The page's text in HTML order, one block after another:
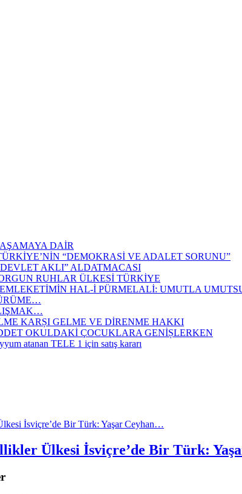
DAİR
“DEMOKRASİ VE ADALET SORUNU”
AKLI” ALDATMACASI
RUHLAR ÜLKESİ TÜRKİYE
HAL-İ PÜRMELALİ: UMUTLA
KARȘI GELME VE DİRENME HAKKI
OKULDAKİ ÇOCUKLARA GENİȘLERKEN
atanan TELE 1 için satış kararı
Ülkesi İsviçre’de Bir Türk: